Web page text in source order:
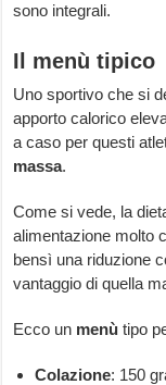
sono integrali.
Il menù tipico
Uno sportivo che si
apporto calorico
a caso per questi
massa.
Come si vede, la
alimentazione molto
bensì una riduzione
vantaggio di quella
Ecco un menù tipo
Colazione: 150